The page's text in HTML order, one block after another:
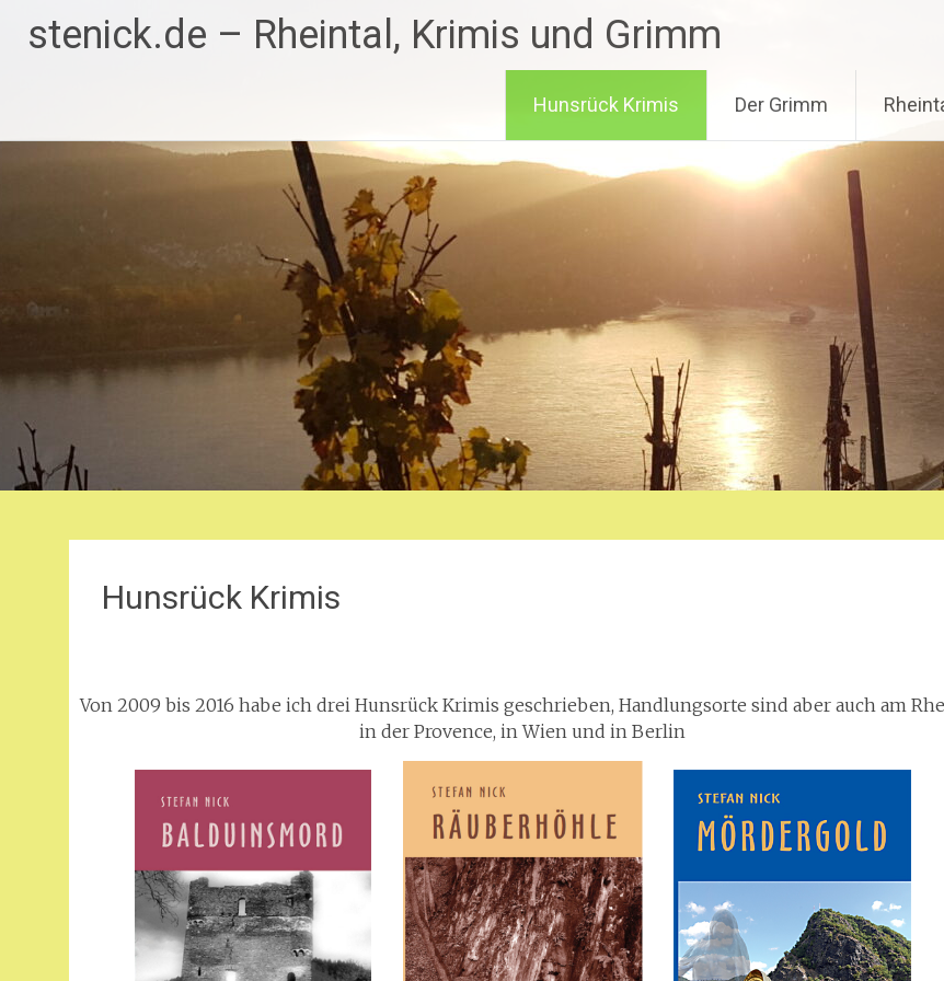
Inhaltstenick.de – Rheintal, Krimis und Grimm
Hunsrück Krimis Der Grimm
Hunsrück Krimis
Von 2009 bis 2016 habe ich drei Hunsrück Krimis geschrieben, Handlungsorte sind aber auch am
in der Provence, in Wien und in Berlin